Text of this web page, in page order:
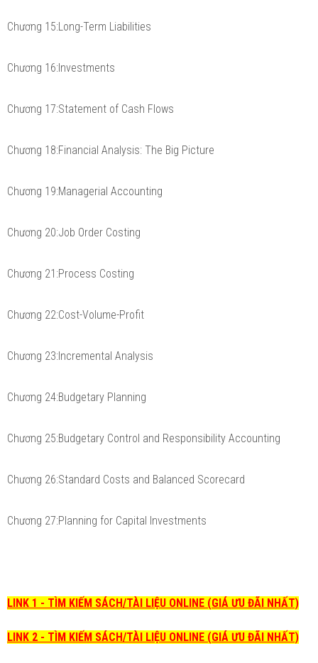
Chương 15:Long-Term Liabilities
Chương 16:Investments
Chương 17:Statement of Cash Flows
Chương 18:Financial Analysis: The Big Picture
Chương 19:Managerial Accounting
Chương 20:Job Order Costing
Chương 21:Process Costing
Chương 22:Cost-Volume-Profit
Chương 23:Incremental Analysis
Chương 24:Budgetary Planning
Chương 25:Budgetary Control and Responsibility Accounting
Chương 26:Standard Costs and Balanced Scorecard
Chương 27:Planning for Capital Investments
LINK 1 - TÌM KIẾM SÁCH/TÀI LIỆU ONLINE (GIÁ ƯU ĐÃI NHẤT)
LINK 2 - TÌM KIẾM SÁCH/TÀI LIỆU ONLINE (GIÁ ƯU ĐÃI NHẤT)